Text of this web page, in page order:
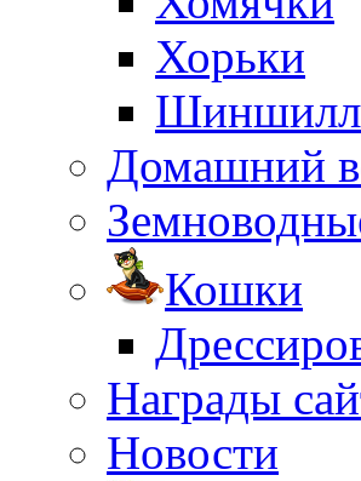
Хорьки
Домашний
Кошки
Награды
Новости